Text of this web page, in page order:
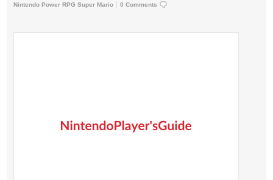
Nintendo Power RPG Super Mario 0 Comments